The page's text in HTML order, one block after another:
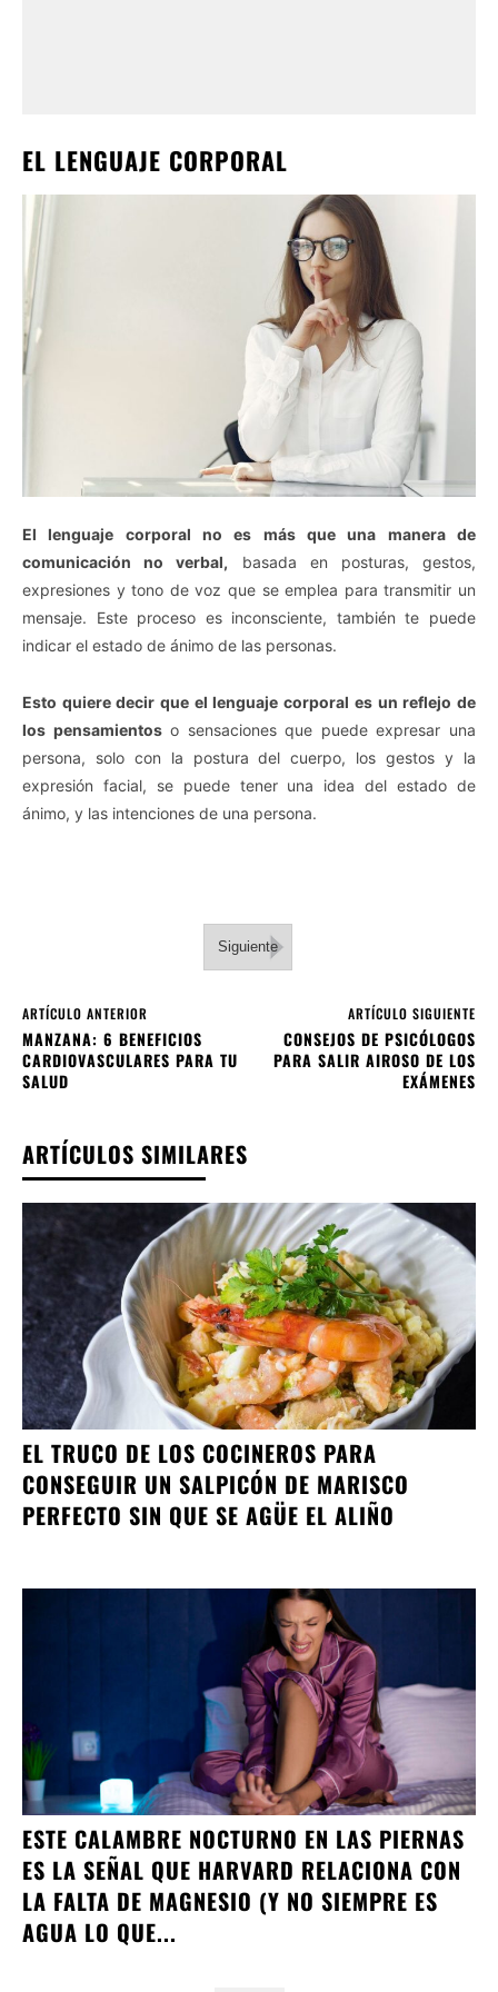
EL LENGUAJE CORPORAL
El lenguaje corporal no es más que una manera de
comunicación no verbal, basada en posturas, gestos,
expresiones y tono de voz que se emplea para transmitir un
mensaje. Este proceso es inconsciente, también te puede
indicar el estado de ánimo de las personas.
Esto quiere decir que el lenguaje corporal es un reflejo de
los pensamientoso sensaciones que puede expresar una
persona, solo con la postura del cuerpo, los gestos y la
expresión facial, se puede tener una idea del estado de
ánimo, y las intenciones de una persona.
Siguiente
ARTÍCULO ANTERIOR
MANZANA: 6 BENEFICIOS
CARDIOVASCULARES PARA TU
SALUD
ARTÍCULO SIGUIENTE
CONSEJOS DE PSICÓLOGOS
PARA SALIR AIROSO DE LOS
EXÁMENES
ARTÍCULOS SIMILARES
EL TRUCO DE LOS COCINEROS PARA
CONSEGUIR UN SALPICÓN DE MARISCO
PERFECTO SIN QUE SE AGÜE EL ALIÑO
ESTE CALAMBRE NOCTURNO EN LAS PIERNAS
ES LA SEÑAL QUE HARVARD RELACIONA CON
LA FALTA DE MAGNESIO (Y NO SIEMPRE ES
AGUA LO QUE...